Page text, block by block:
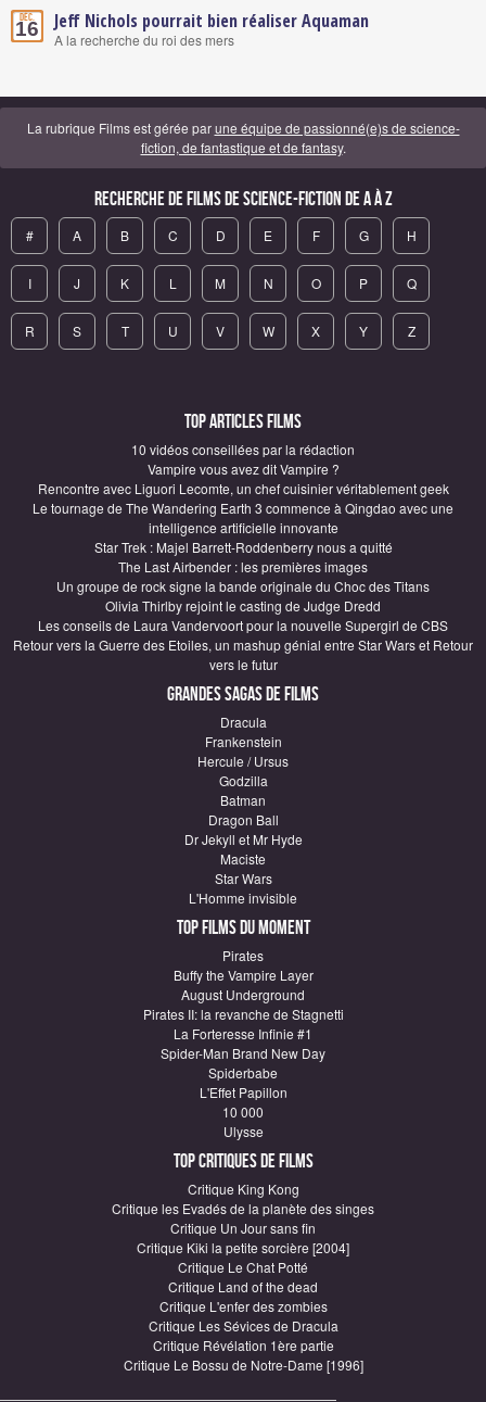
Déc.
16 Jeff Nichols pourrait bien réaliser Aquaman
A la recherche du roi des mers
La rubrique Films est gérée parune équipe de passionné(e)s de science-
fiction, de fantastique et de fantasy.
Recherche de Films de science-fiction de A à Z
# A B C D E F G H
I J K L M N O P Q
R S T U V W X Y Z
Top articles Films
10 vidéos conseillées par la rédaction
Vampire vous avez dit Vampire ?
Rencontre avec Liguori Lecomte, un chef cuisinier véritablement geek
Le tournage de The Wandering Earth 3 commence à Qingdao avec une
intelligence artificielle innovante
Star Trek : Majel Barrett-Roddenberry nous a quitté
The Last Airbender : les premières images
Un groupe de rock signe la bande originale du Choc des Titans
Olivia Thirlby rejoint le casting de Judge Dredd
Les conseils de Laura Vandervoort pour la nouvelle Supergirl de CBS
Retour vers la Guerre des Etoiles, un mashup génial entre Star Wars et Retour
vers le futur
Grandes sagas de Films
Dracula
Frankenstein
Hercule / Ursus
Godzilla
Batman
Dragon Ball
Dr Jekyll et Mr Hyde
Maciste
Star Wars
L'Homme invisible
Top Films du moment
Pirates
Buffy the Vampire Layer
August Underground
Pirates II: la revanche de Stagnetti
La Forteresse Infinie #1
Spider-Man Brand New Day
Spiderbabe
L'Effet Papillon
10 000
Ulysse
Top critiques de Films
Critique King Kong
Critique les Evadés de la planète des singes
Critique Un Jour sans fin
Critique Kiki la petite sorcière [2004]
Critique Le Chat Potté
Critique Land of the dead
Critique L'enfer des zombies
Critique Les Sévices de Dracula
Critique Révélation 1ère partie
Critique Le Bossu de Notre-Dame [1996]